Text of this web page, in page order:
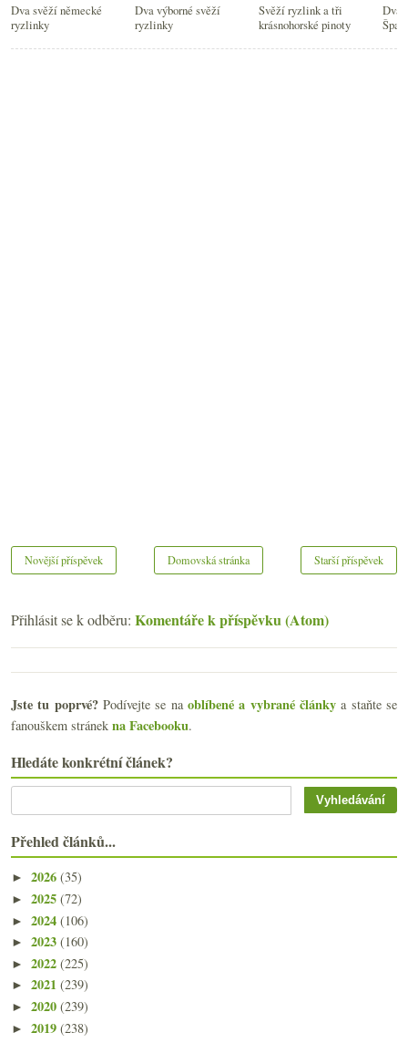
Dva svěží německé
ryzlinky
Dva výborné svěží
ryzlinky
Svěží ryzlink a tři
krásnohorské pinoty
Novější příspěvek Starší příspěvek
Domovská stránka
Přihlásit se k odběru: Komentáře k příspěvku (Atom)
Jste tu poprvé?Podívejte se naoblíbené a vybrané články a staňte se
fanouškem stránek na Facebooku.
Hledáte konkrétní článek?
Přehled článků...
► 2026 (35)
► 2025 (72)
► 2024 (106)
► 2023 (160)
► 2022 (225)
► 2021 (239)
► 2020 (239)
► 2019 (238)